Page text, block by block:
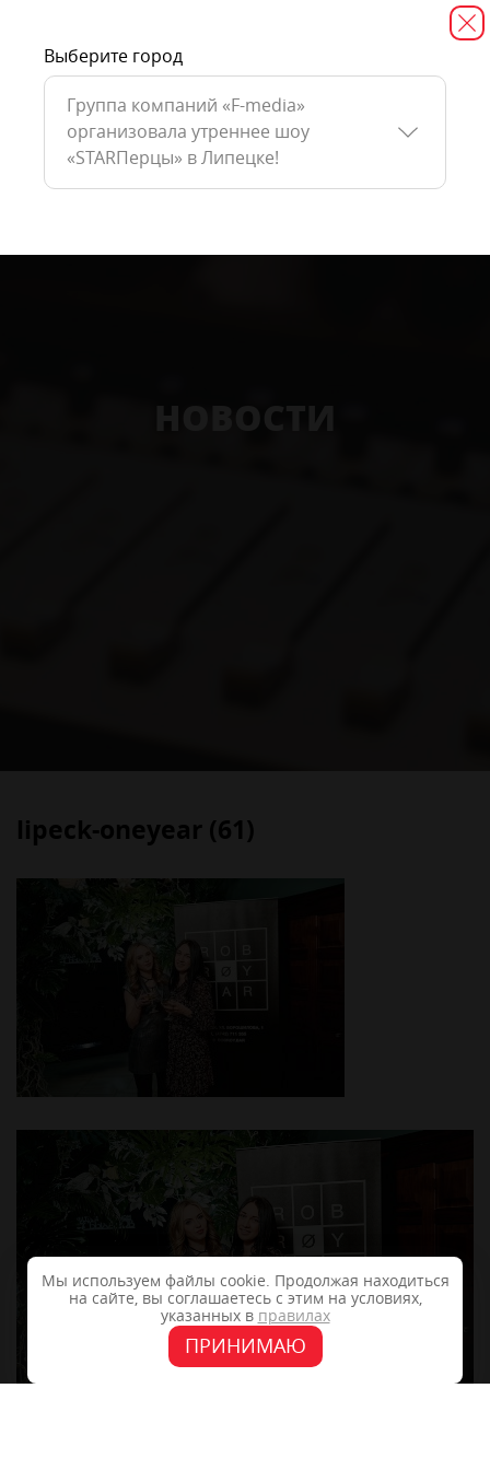
lipeck-oneyear (61)
Мы используем файлы cookie. Продолжая находиться
на сайте, вы соглашаетесь с этим на условиях,
указанных в правилах
ПРИНИМАЮ
Выберите город
Группа компаний «F-media»
организовала утреннее шоу
«STARПерцы» в Липецке!